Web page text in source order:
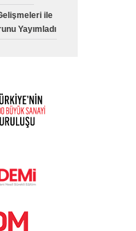
ile
Yayımladı